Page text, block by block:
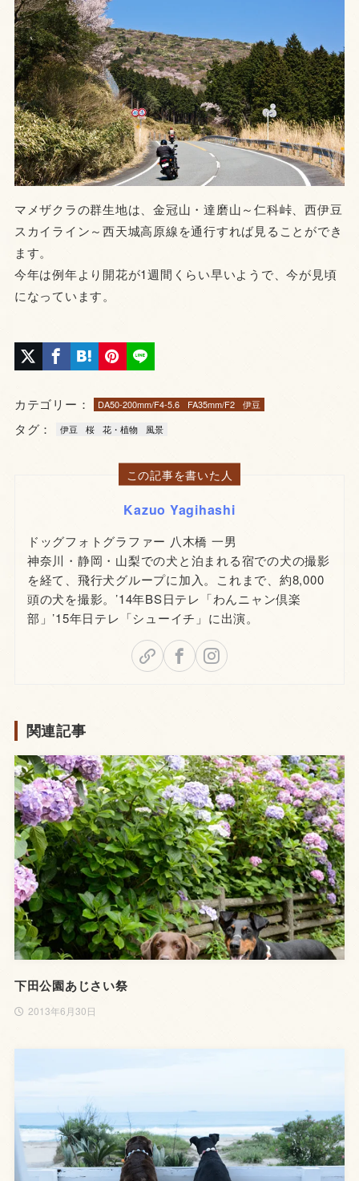
マメザクラの群生地は、金冠山・達磨山～仁科峠、西伊豆
スカイライン～西天城高原線を通行すれば見ることができ
ます。
今年は例年より開花が1週間くらい早いようで、今が見頃
になっています。
カテゴリー： DA50-200mm/F4-5.6 FA35mm/F2 伊豆
タグ： 伊豆 桜 花・植物 風景
この記事を書いた人
Kazuo Yagihashi
ドッグフォトグラファー 八木橋 一男
神奈川・静岡・山梨での犬と泊まれる宿での犬の撮影
を経て、飛行犬グループに加入。これまで、約8,000
頭の犬を撮影。’14年BS日テレ「わんニャン倶楽
部」’15年日テレ「シューイチ」に出演。
関連記事
下田公園あじさい祭
2013年6月30日